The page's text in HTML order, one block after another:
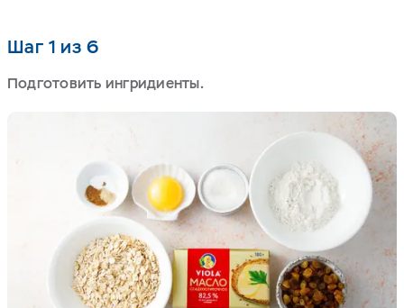
Шаг 1 из 6
Подготовить ингридиенты.